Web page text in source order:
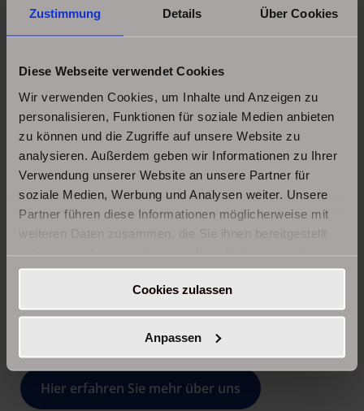
Zustimmung Details Über Cookies
Diese Webseite verwendet Cookies
Wir verwenden Cookies, um Inhalte und Anzeigen zu
personalisieren, Funktionen für soziale Medien anbieten
zu können und die Zugriffe auf unsere Website zu
analysieren. Außerdem geben wir Informationen zu Ihrer
Verwendung unserer Website an unsere Partner für
soziale Medien, Werbung und Analysen weiter. Unsere
Partner führen diese Informationen möglicherweise mit
weiteren Daten zusammen, die Sie ihnen bereitgestellt
haben oder die sie im Rahmen Ihrer Nutzung der Dienste
gesammelt haben.
Cookies zulassen
Anpassen
Klimaanlagen vom Profi
Das Team
Klimageräte spezialisiert, entwickelten wir uns zu
und Wärmepumpen. Von Beratung, über Einbau, bis
hin zur Wartung sind wir Ihre Experten.
Hier erfahren Sie mehr über uns